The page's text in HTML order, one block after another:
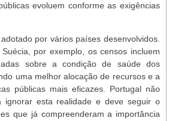
evoluem conforme as exigências
por vários países desenvolvidos.
por exemplo, os censos incluem
sobre a condição de saúde dos
uma melhor alocação de recursos e a
públicas mais eficazes. Portugal não
ignorar esta realidade e deve seguir o
que já compreenderam a importância